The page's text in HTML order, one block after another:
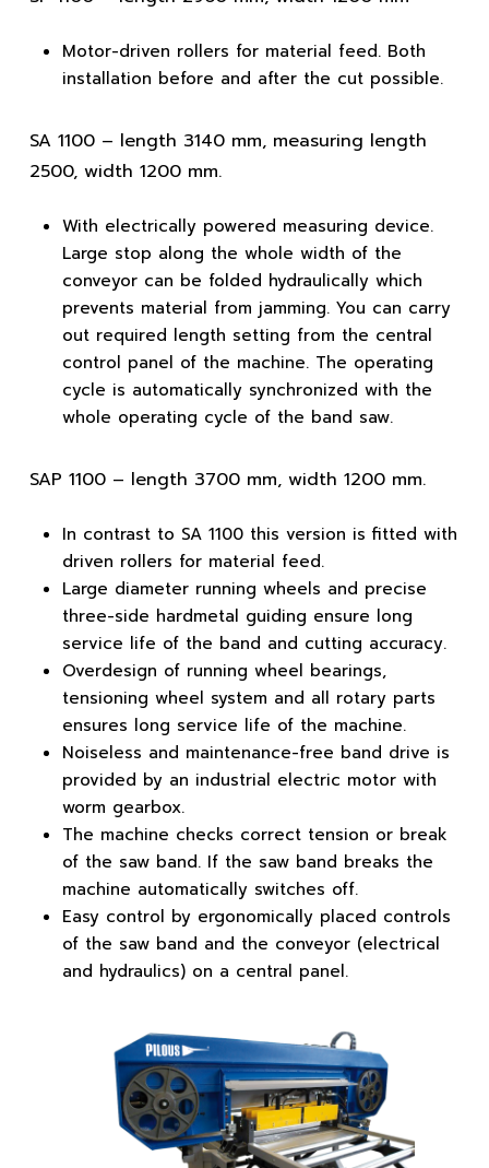
Motor-driven rollers for material feed. Both
installation before and after the cut possible.
SA 1100– length 3140 mm, measuring length
2500, width 1200 mm.
With electrically powered measuring device.
Large stop along the whole width of the
conveyor can be folded hydraulically which
prevents material from jamming. You can carry
out required length setting from the central
control panel of the machine. The operating
cycle is automatically synchronized with the
whole operating cycle of the band saw.
SAP 1100– length 3700 mm, width 1200 mm.
In contrast to SA 1100 this version is fitted with
driven rollers for material feed.
Large diameter running wheels and precise
three-side hardmetal guiding ensure long
service life of the band and cutting accuracy.
Overdesign of running wheel bearings,
tensioning wheel system and all rotary parts
ensures long service life of the machine.
Noiseless and maintenance-free band drive is
provided by an industrial electric motor with
worm gearbox.
The machine checks correct tension or break
of the saw band. If the saw band breaks the
machine automatically switches off.
Easy control by ergonomically placed controls
of the saw band and the conveyor (electrical
and hydraulics) on a central panel.